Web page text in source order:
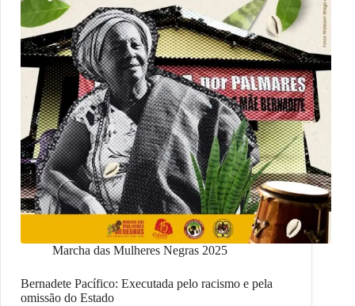
Marcha das Mulheres Negras 2025
Bernadete Pacífico: Executada pelo racismo e pela
omissão do Estado